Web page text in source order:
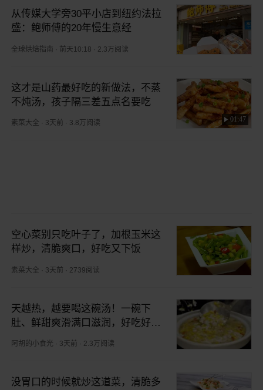
从传媒大学旁30平小店到纽约法拉
盛：鲍师傅的20年慢生意经
全球烘焙指南 前天10:18 2.3万阅读
这才是山药最好吃的新做法，不蒸
不炖汤，孩子隔三差五点名要吃
01:47
素菜大全 3天前 3.8万阅读
空心菜别只吃叶子了，加根玉米这
样炒，清脆爽口，好吃又下饭
素菜大全 3天前 2739阅读
天越热，越要喝这碗汤！一碗下
肚、鲜甜爽滑满口滋润，好吃好做
阿胡的小食光 3天前 2.3万阅读
没胃口的时候就炒这道菜，清脆多